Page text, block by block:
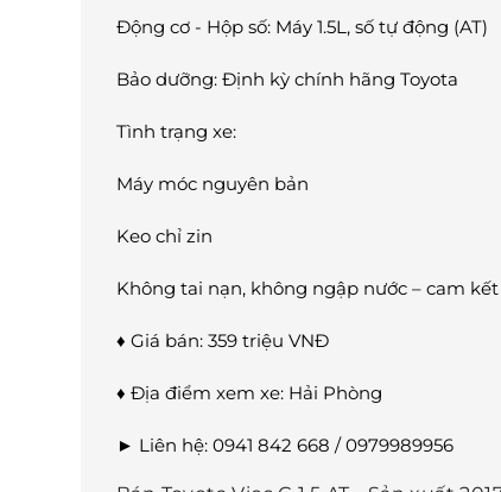
Động cơ - Hộp số: Máy 1.5L, số tự động (AT)
Bảo dưỡng: Định kỳ chính hãng Toyota
Tình trạng xe:
Máy móc nguyên bản
Keo chỉ zin
Không tai nạn, không ngập nước – cam
♦ Giá bán: 359 triệu VNĐ
♦ Địa điểm xem xe: Hải Phòng
► Liên hệ: 0941 842 668 / 0979989956